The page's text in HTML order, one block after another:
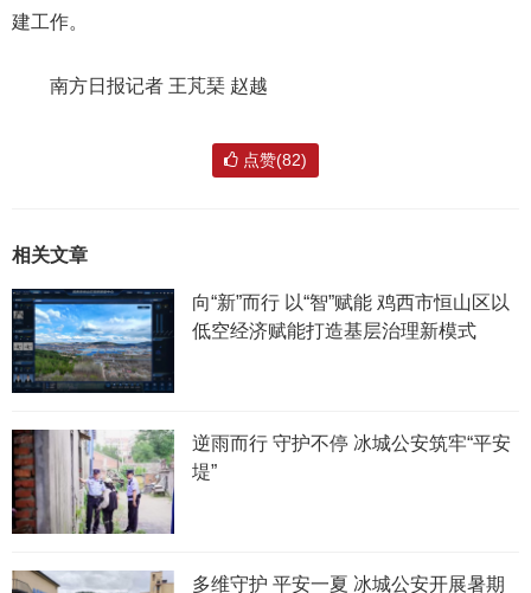
建工作。
南方日报记者 王芃琹 赵越
点赞(82)
相关文章
向“新”而行 以“智”赋能 鸡西市恒山区以
低空经济赋能打造基层治理新模式
逆雨而行 守护不停 冰城公安筑牢“平安
堤”
多维守护 平安一夏 冰城公安开展暑期